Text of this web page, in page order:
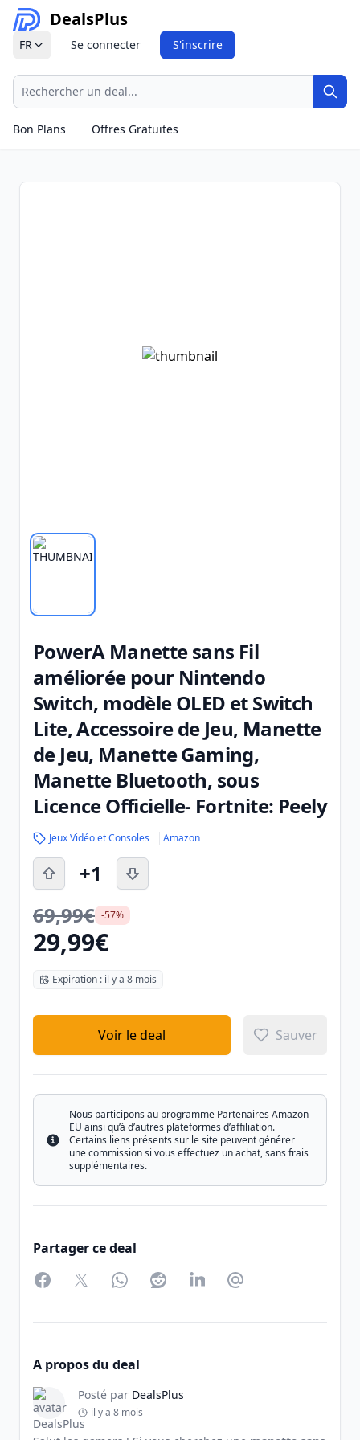
DealsPlus
FR Se connecter S'inscrire
Recherche
Bon Plans
Offres Gratuites
PowerA Manette sans Fil
améliorée pour Nintendo
Switch, modèle OLED et Switch
Lite, Accessoire de Jeu, Manette
de Jeu, Manette Gaming,
Manette Bluetooth, sous
Licence Officielle- Fortnite: Peely
Jeux Vidéo et Consoles Amazon
+1
69,99€ -57%
29,99€
Expiration : il y a 8 mois
Voir le deal Sauver
Info
Nous participons au programme Partenaires Amazon
EU ainsi qu’à d’autres plateformes d’affiliation.
Certains liens présents sur le site peuvent générer
une commission si vous effectuez un achat, sans frais
supplémentaires.
Partager ce deal
FacebookTwitterWhatsAppRedditLinkedInPartager par Email
A propos du deal
Posté par DealsPlus
il y a 8 mois